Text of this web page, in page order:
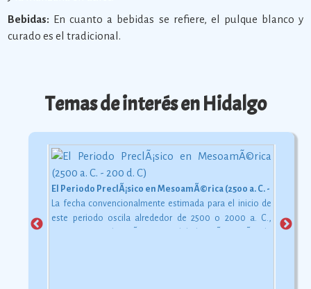
Bebidas: En cuanto a bebidas se refiere, el pulque blanco y
curado es el tradicional.
Temas de interés en Hidalgo
El Periodo PreclÃ¡sico en MesoamÃ©rica (2500 a. C. - 200 d. C)
La fecha convencionalmente estimada para el inicio de
este periodo oscila alrededor de 2500 o 2000 a. C.,